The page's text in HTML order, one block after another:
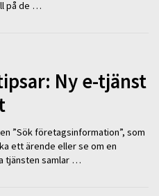
på de …
Ny e-tjänst
”Sök företagsinformation”, som
ett ärende eller se om en
tjänsten samlar …